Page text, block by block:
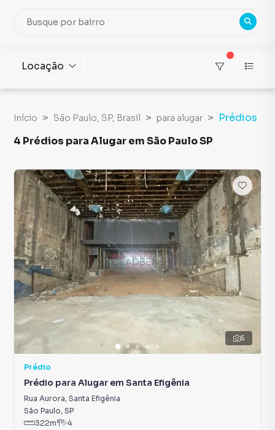
Locação
Início São Paulo, SP, Brasil para alugar
Prédios
4 Prédios para Alugar em São Paulo SP
5
Prédio
Prédio para Alugar em Santa Efigênia
Rua Aurora, Santa Efigênia
São Paulo, SP
322m² 4